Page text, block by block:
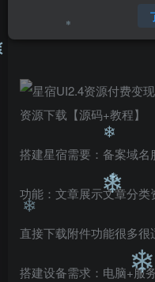
您当前
搭建星宿需要：备案域
功能：文章展示文章分
直接下载附件功能很多
搭建设备需求：电脑+服
❄
❄